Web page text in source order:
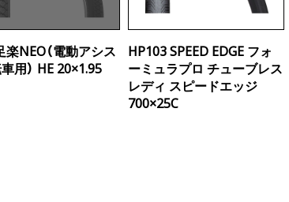
楽NEO（電動アシス
用） HE 20×1.95
HP103 SPEED EDGE フォ
ーミュラプロ チューブレス
レディ スピードエッジ
700×25C